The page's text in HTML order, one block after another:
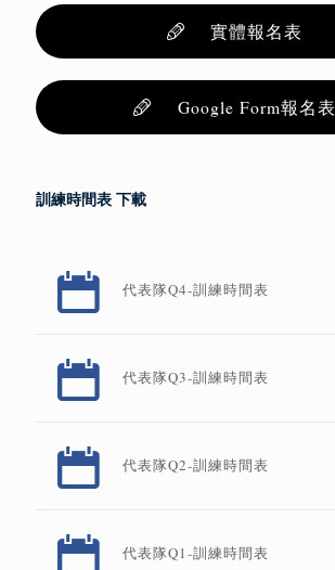
實體報名表
Google Form報名表
訓練時間表 下載
代表隊Q4-訓練時間表
代表隊Q3-訓練時間表
代表隊Q2-訓練時間表
代表隊Q1-訓練時間表